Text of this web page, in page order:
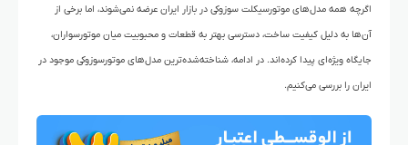
اگرچه همه مدل‌های موتورسیکلت سوزوکی در بازار ایران عرضه نمی‌شوند، اما برخی از
آن‌ها به دلیل کیفیت ساخت، دسترسی بهتر به قطعات و محبوبیت میان موتورسواران،
جایگاه ویژه‌ای پیدا کرده‌اند. در ادامه، شناخته‌شده‌ترین مدل‌های موتورسوزوکی موجود در
ایران را بررسی می‌کنیم.